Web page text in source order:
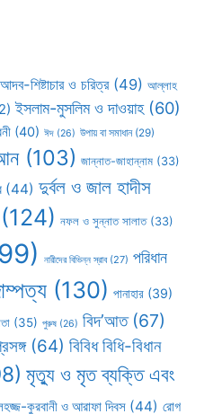
আদব-শিষ্টাচার ও চরিত্র(49) আল্লাহ
ইসলাম-মুসলিম ও দাওয়াহ(60)
(40) ঈদ (26) উপায় বা সমাধান(29)
(103) জান্নাত-জাহান্নাম (33)
(44) দুর্বল ও জাল হাদীস
(124) নফল ও সুন্নাত সালাত(33)
নারীদের বিভিন্ন স্রাব(27) পরিধান
(130) পানাহার (39)
(35) পুরুষ (26) বিদ’আত(67)
(64) বিবিধ বিধি-বিধান
মৃত্যু ও মৃত ব্যক্তি এবং
কুরবানী ও আরাফা দিবস (44) রোগ